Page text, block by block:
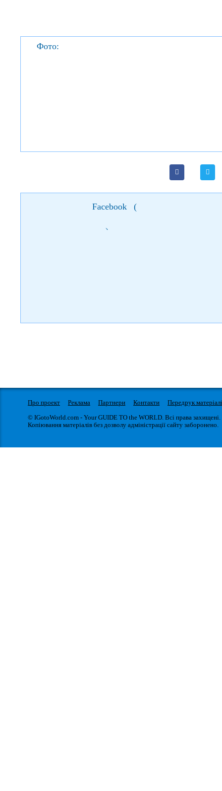
Фото:
Facebook (
)
Про проект Реклама Партнери Контакти
Передрук
© IGotoWorld.com - Your GUIDE TO the WORLD. Всі права захищені.
Копіювання матеріалів без дозволу адміністрації сайту заборонено.